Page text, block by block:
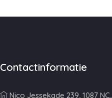
Contactinformatie
Nico Jessekade 239, 1087 NC,